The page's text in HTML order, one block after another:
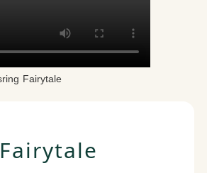
Fairytale